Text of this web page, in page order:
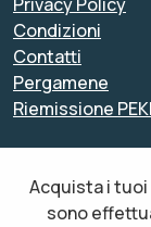
Condizioni
Contatti
Pergamene
Riemissione
Acquista i
sono